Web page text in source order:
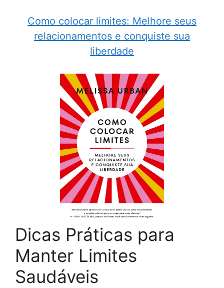
Como colocar limites: Melhore seus
relacionamentos e conquiste sua
liberdade
Dicas Práticas para
Manter Limites
Saudáveis